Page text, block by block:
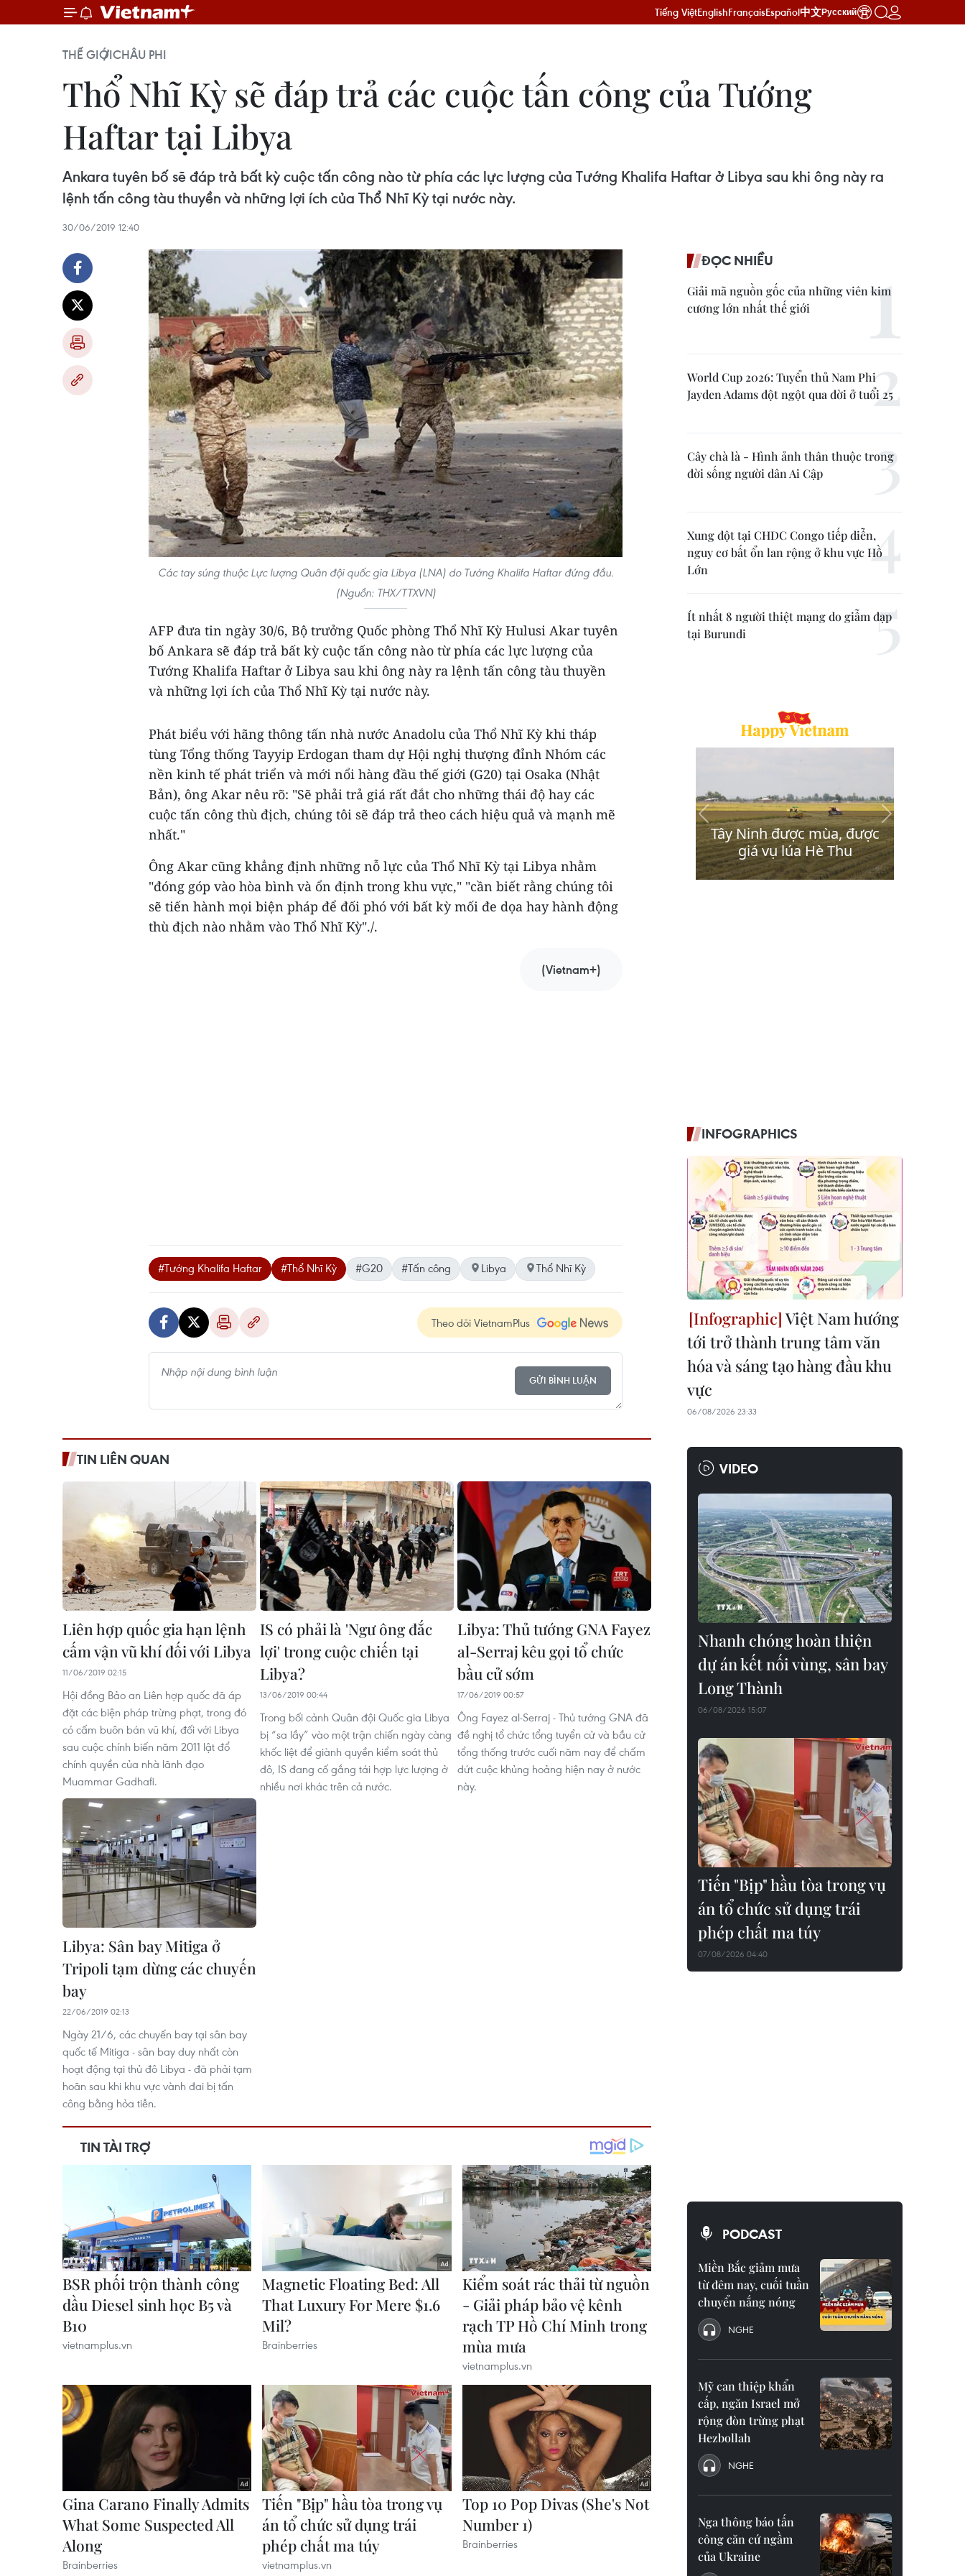
Tiếng ViệtEnglishFrançaisEspañol中文Русский
THẾ GIỚICHÂU PHI
Thổ Nhĩ Kỳ sẽ đáp trả các cuộc tấn công của Tướng
Haftar tại Libya
Ankara tuyên bố sẽ đáp trả bất kỳ cuộc tấn công nào từ phía các lực lượng của Tướng Khalifa Haftar ở Libya sau khi ông này ra
lệnh tấn công tàu thuyền và những lợi ích của Thổ Nhĩ Kỳ tại nước này.
30/06/2019 12:40
Các tay súng thuộc Lực lượng Quân đội quốc gia Libya (LNA) do Tướng Khalifa Haftar đứng đầu.
(Nguồn: THX/TTXVN)
AFP đưa tin ngày 30/6, Bộ trưởng Quốc phòng Thổ Nhĩ Kỳ Hulusi Akar tuyên
bố Ankara sẽ đáp trả bất kỳ cuộc tấn công nào từ phía các lực lượng của
Tướng Khalifa Haftar ở Libya sau khi ông này ra lệnh tấn công tàu thuyền
và những lợi ích của Thổ Nhĩ Kỳ tại nước này.
Phát biểu với hãng thông tấn nhà nước Anadolu của Thổ Nhĩ Kỳ khi tháp
tùng Tổng thống Tayyip Erdogan tham dự Hội nghị thượng đỉnh Nhóm các
nền kinh tế phát triển và mới nổi hàng đầu thế giới (G20) tại Osaka (Nhật
Bản), ông Akar nêu rõ: "Sẽ phải trả giá rất đắt cho những thái độ hay các
cuộc tấn công thù địch, chúng tôi sẽ đáp trả theo cách hiệu quả và mạnh mẽ
nhất."
Ông Akar cũng khẳng định những nỗ lực của Thổ Nhĩ Kỳ tại Libya nhằm
"đóng góp vào hòa bình và ổn định trong khu vực," "cần biết rằng chúng tôi
sẽ tiến hành mọi biện pháp để đối phó với bất kỳ mối đe dọa hay hành động
thù địch nào nhằm vào Thổ Nhĩ Kỳ"./.
(Vietnam+)
#Tướng Khalifa Haftar #Thổ Nhĩ Kỳ #G20 #Tấn công Libya Thổ Nhĩ Kỳ
Theo dõi VietnamPlus
GỬI BÌNH LUẬN
TIN LIÊN QUAN
Liên hợp quốc gia hạn lệnh
cấm vận vũ khí đối với Libya
11/06/2019 02:15
Hội đồng Bảo an Liên hợp quốc đã áp
đặt các biện pháp trừng phạt, trong đó
có cấm buôn bán vũ khí, đối với Libya
sau cuộc chính biến năm 2011 lật đổ
chính quyền của nhà lãnh đạo
Muammar Gadhafi.
IS có phải là 'Ngư ông đắc
lợi' trong cuộc chiến tại
Libya?
13/06/2019 00:44
Trong bối cảnh Quân đội Quốc gia Libya
bị “sa lầy” vào một trận chiến ngày càng
khốc liệt để giành quyền kiểm soát thủ
đô, IS đang cố gắng tái hợp lực lượng ở
nhiều nơi khác trên cả nước.
Libya: Thủ tướng GNA Fayez
al-Serraj kêu gọi tổ chức
bầu cử sớm
17/06/2019 00:57
Ông Fayez al-Serraj - Thủ tướng GNA đã
đề nghị tổ chức tổng tuyển cử và bầu cử
tổng thống trước cuối năm nay để chấm
dứt cuộc khủng hoảng hiện nay ở nước
này.
Libya: Sân bay Mitiga ở
Tripoli tạm dừng các chuyến
bay
22/06/2019 02:13
Ngày 21/6, các chuyến bay tại sân bay
quốc tế Mitiga - sân bay duy nhất còn
hoạt động tại thủ đô Libya - đã phải tạm
hoãn sau khi khu vực vành đai bị tấn
công bằng hỏa tiễn.
ĐỌC NHIỀU
Giải mã nguồn gốc của những viên kim
cương lớn nhất thế giới
World Cup 2026: Tuyển thủ Nam Phi
Jayden Adams đột ngột qua đời ở tuổi 25
Cây chà là - Hình ảnh thân thuộc trong
đời sống người dân Ai Cập
Xung đột tại CHDC Congo tiếp diễn,
nguy cơ bất ổn lan rộng ở khu vực Hồ
Lớn
Ít nhất 8 người thiệt mạng do giẫm đạp
tại Burundi
INFOGRAPHICS
Việt Nam hướng
tới trở thành trung tâm văn
hóa và sáng tạo hàng đầu khu
vực
06/08/2026 23:33
VIDEO
Nhanh chóng hoàn thiện
dự án kết nối vùng, sân bay
Long Thành
06/08/2026 15:07
Tiến "Bịp" hầu tòa trong vụ
án tổ chức sử dụng trái
phép chất ma túy
07/08/2026 04:40
PODCAST
Miền Bắc giảm mưa
từ đêm nay, cuối tuần
chuyển nắng nóng
NGHE
Mỹ can thiệp khẩn
cấp, ngăn Israel mở
rộng đòn trừng phạt
Hezbollah
NGHE
Nga thông báo tấn
công căn cứ ngầm
của Ukraine